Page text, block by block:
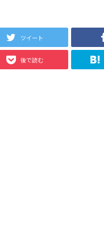
ツイート
後で読む